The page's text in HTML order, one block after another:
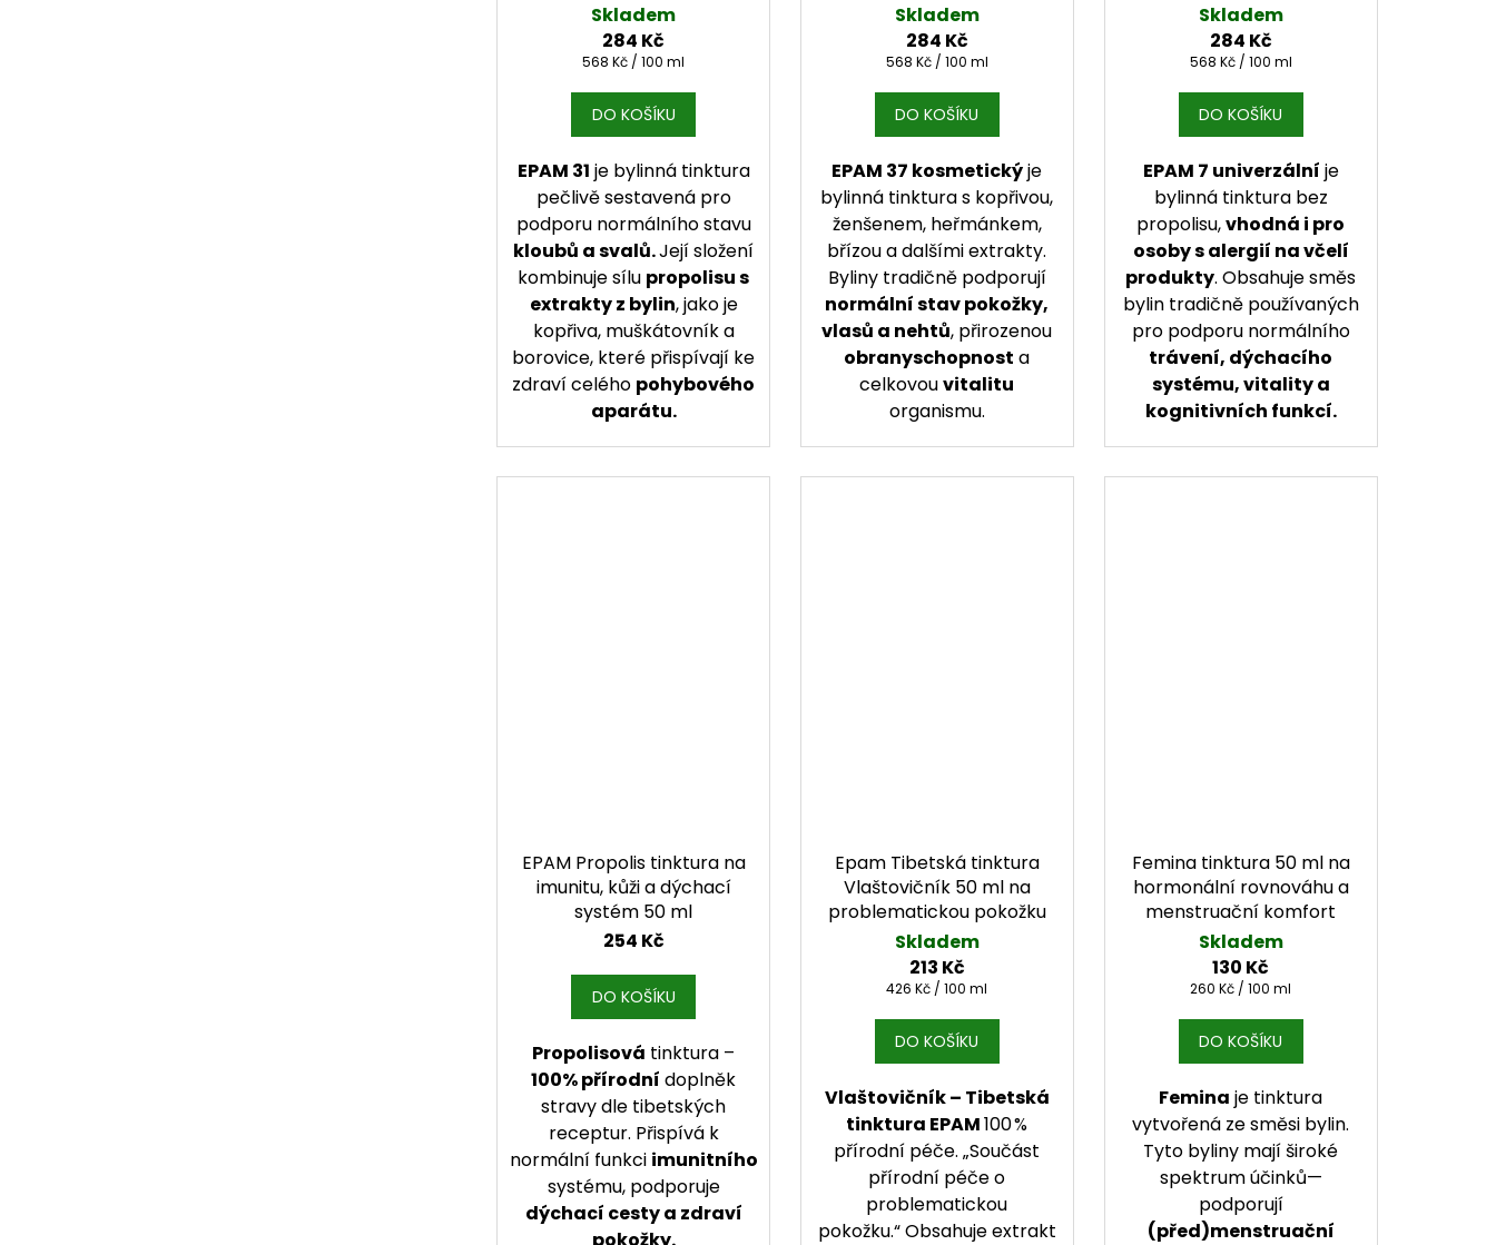
Skladem
284 Kč
Měrná cena:
568 Kč / 100 ml
DO KOŠÍKU
EPAM 31 je bylinná tinktura
pečlivě sestavená pro
podporu normálního stavu
kloubů a svalů.Její složení
kombinuje sílu propolisu s
extrakty z bylin, jako je
kopřiva, muškátovník a
borovice, které přispívají ke
zdraví celého pohybového
aparátu.
Skladem
284 Kč
Měrná cena:
568 Kč / 100 ml
DO KOŠÍKU
EPAM 37 kosmetickýje
bylinná tinktura s kopřivou,
ženšenem, heřmánkem,
břízou a dalšími extrakty.
Byliny tradičně podporují
normální stav pokožky,
vlasů a nehtů, přirozenou
obranyschopnost a
celkovouvitalitu
organismu.
Skladem
284 Kč
Měrná cena:
568 Kč / 100 ml
DO KOŠÍKU
EPAM 7 univerzální je
bylinná tinktura bez
propolisu,vhodná i pro
osoby s alergií na včelí
produkty. Obsahuje směs
bylin tradičně používaných
pro podporu normálního
trávení, dýchacího
systému, vitality a
kognitivních funkcí.
EPAM Propolis tinktura na
imunitu, kůži a dýchací
systém 50 ml
254 Kč
DO KOŠÍKU
Propolisová tinktura –
100% přírodní doplněk
stravy dle tibetských
receptur. Přispívá k
normální funkci imunitního
systému, podporuje
dýchací cesty a zdraví
pokožky.
Epam Tibetská tinktura
Vlaštovičník 50 ml na
problematickou pokožku
Skladem
213 Kč
Měrná cena:
426 Kč / 100 ml
DO KOŠÍKU
Vlaštovičník – Tibetská
tinktura EPAM100 %
přírodní péče. „Součást
přírodní péče o
problematickou
pokožku.“ Obsahuje extrakt
Femina tinktura 50 ml na
hormonální rovnováhu a
menstruační komfort
Skladem
130 Kč
Měrná cena:
260 Kč / 100 ml
DO KOŠÍKU
Femina je tinktura
vytvořená ze směsi bylin.
Tyto byliny mají široké
spektrum účinků—
podporují
(před)menstruační